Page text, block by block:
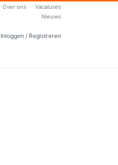
Over ons
Vacatures
Nieuws
Inloggen / Registreren